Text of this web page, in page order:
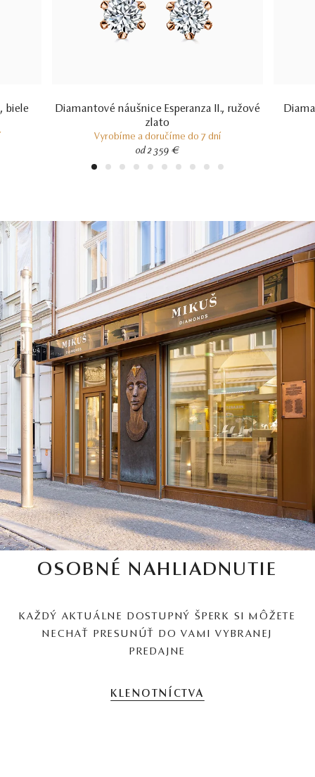
biele
Diamantové náušnice Esperanza II., ružové
zlato
Vyrobíme a doručíme do 7 dní
od 2 359 €
1 2 3 4 5 6 7 8 9 10
OSOBNÉ NAHLIADNUTIE
KAŽDÝ AKTUÁLNE DOSTUPNÝ ŠPERK SI MÔŽETE
NECHAŤ PRESUNÚŤ DO VAMI VYBRANEJ
PREDAJNE
KLENOTNÍCTVA